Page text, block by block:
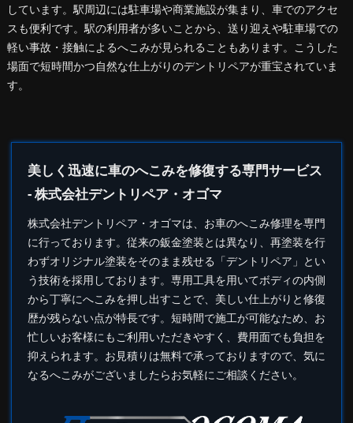
しています。駅周辺には駐車場や商業施設が集まり、車でのアクセ
スも便利です。駅の利用者が多いことから、送り迎えや駐車場での
軽い事故・接触によるへこみが見られることもあります。こうした
場面で短時間かつ自然な仕上がりのデントリペアが重宝されていま
す。
美しく迅速に車のへこみを修復する専門サービス
- 株式会社デントリペア・オゴマ
株式会社デントリペア ・オゴマは、お車のへこみ修理を専門
に行っております。従来の鈑金塗装とは異なり、再塗装を行
わずオリジナル塗装をそのまま残せる「デントリペア」とい
う技術を採用しております。専用工具を用いてボディの内側
から丁寧にへこみを押し出すことで、美しい仕上がりと修復
歴が残らない点が特長です。短時間で施工が可能なため、お
忙しいお客様にもご利用いただきやすく、費用面でも負担を
抑えられます。お見積りは無料で承っておりますので、気に
なるへこみがございましたらお気軽にご相談ください。